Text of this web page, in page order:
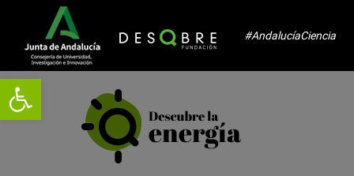
Abrir barra de herramientas
#AndalucíaCiencia